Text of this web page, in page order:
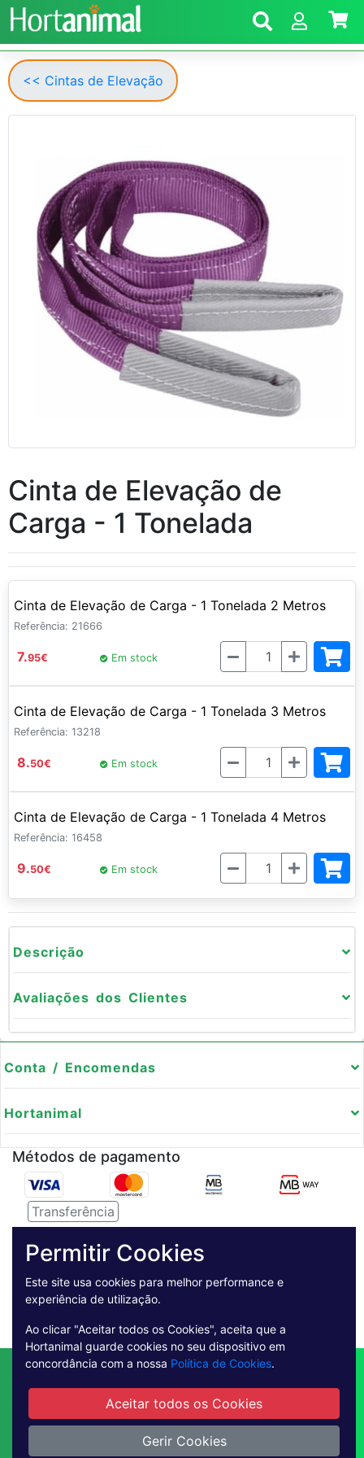
<< Cintas de Elevação
Cinta de Elevação de
Carga - 1 Tonelada
Cinta de Elevação de Carga - 1 Tonelada 2 Metros
Referência: 21666
7.95€ Em stock Quantidade
Cinta de Elevação de Carga - 1 Tonelada 3 Metros
Referência: 13218
8.50€ Em stock Quantidade
Cinta de Elevação de Carga - 1 Tonelada 4 Metros
Referência: 16458
9.50€ Em stock Quantidade
Descrição
Avaliações dos Clientes
Conta / Encomendas
Hortanimal
Métodos de pagamento
Transferência
Pagamento Seguro
Contactos Envio
Condições de Venda
Condições Gerais de Utilização
Livro de reclamações online
Permitir Cookies
Este site usa cookies para melhor performance e
experiência de utilização.
Ao clicar "Aceitar todos os Cookies", aceita que a
Hortanimal guarde cookies no seu dispositivo em
concordância com a nossa Política de Cookies.
Aceitar todos os Cookies
Gerir Cookies